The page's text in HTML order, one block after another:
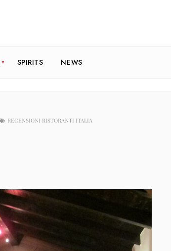
SPIRITS NEWS
RECENSIONI RISTORANTI ITALIA